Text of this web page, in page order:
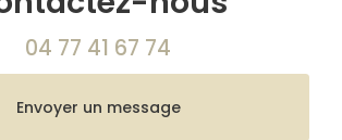
04 77 41 67 74
Envoyer un message